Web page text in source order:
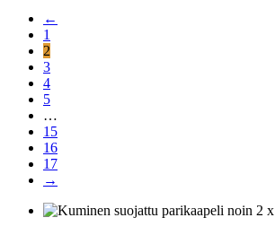
←
1
2
3
4
5
…
15
16
17
→